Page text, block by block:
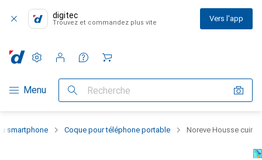
digitec
Trouvez et commandez plus vite Vers l'app
Navigation par catégorie
Menu Recherche
Paramètres
Compte client
Listes de comparaison
Listes d'envies
Panier
smartphone Coque pour téléphone portable Noreve Housse cuir